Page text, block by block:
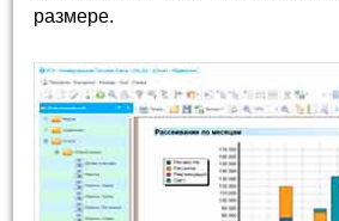
размере.